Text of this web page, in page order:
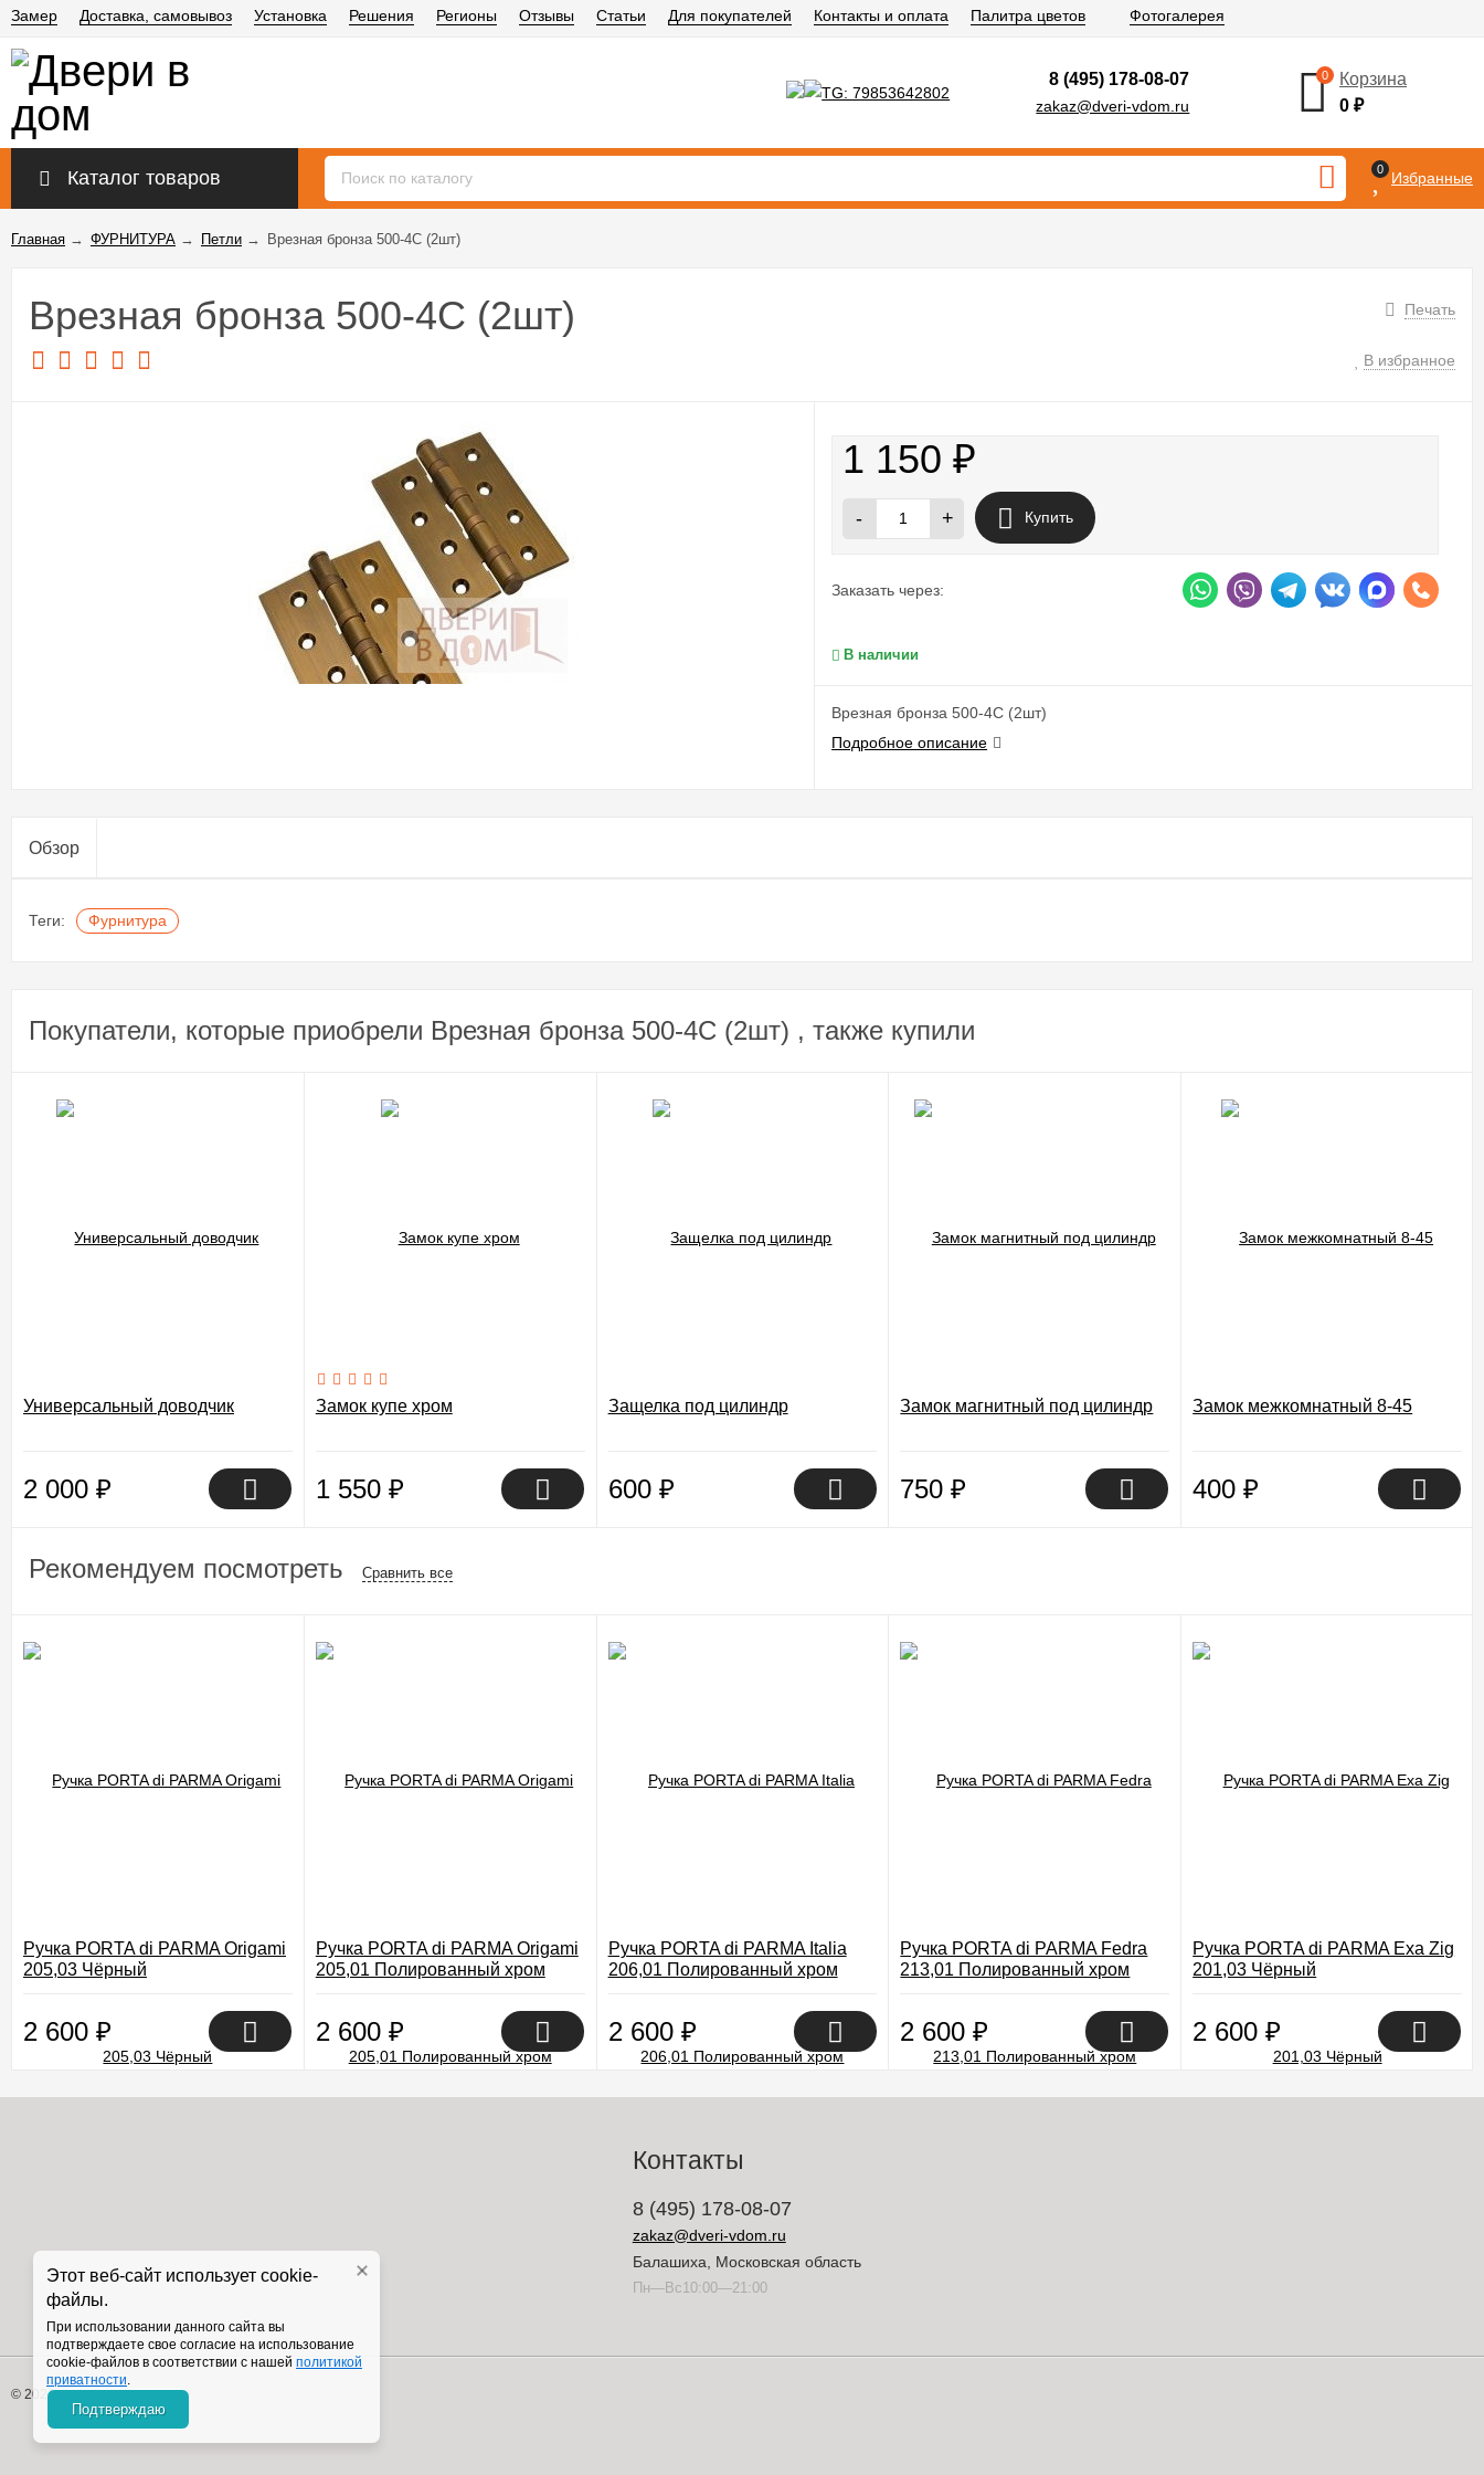
Замер Доставка, самовывоз Установка Решения Регионы Отзывы Статьи Для покупателей Контакты и оплата Палитра цветов Фотогалерея
8 (495) 178-08-07
zakaz@dveri-vdom.ru
0
Корзина
0₽
Каталог товаров 0 Избранные
Главная → ФУРНИТУРА → Петли → Врезная бронза 500-4С (2шт)
Печать
Врезная бронза 500-4С (2шт)
В избранное
1 150₽
- + Купить
Заказать через:
В наличии
Врезная бронза 500-4С (2шт)
Подробное описание
Обзор
Теги: Фурнитура
Покупатели, которые приобрели Врезная бронза 500-4С (2шт) , также купили
Универсальный доводчик
2 000 ₽
Замок купе хром
1 550 ₽
Защелка под цилиндр
600 ₽
Замок магнитный под цилиндр
750₽
Замок межкомнатный 8-45
400₽
Рекомендуем посмотреть Сравнить все
Ручка PORTA di PARMA Origami
205,03 Чёрный
2 600 ₽
Ручка PORTA di PARMA Origami
205,01 Полированный хром
2 600 ₽
Ручка PORTA di PARMA Italia
206,01 Полированный хром
2 600 ₽
Ручка PORTA di PARMA Fedra
213,01 Полированный хром
2 600₽
Ручка PORTA di PARMA Exa Zig
201,03 Чёрный
2 600₽
Контакты
8 (495) 178-08-07
zakaz@dveri-vdom.ru
Балашиха, Московская область
Пн—Вс10:00—21:00
Этот веб-сайт использует cookie-
файлы.
При использовании данного сайта вы
подтверждаете свое согласие на использование
cookie-файлов в соответствии с нашей политикой
приватности.
Подтверждаю
© 2026 Copyright